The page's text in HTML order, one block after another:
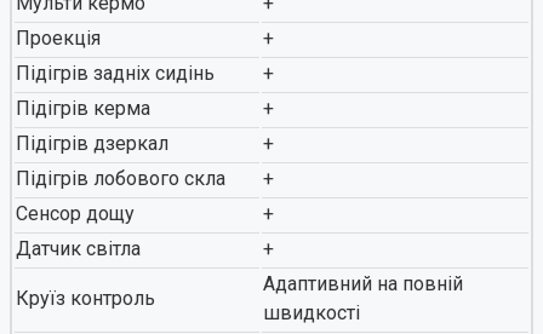
Проекція
+
Підігрів задніх сидінь
+
Підігрів керма
+
Підігрів дзеркал
+
Підігрів лобового скла
+
Сенсор дощу
+
Датчик світла
+
Круїз контроль
Адаптивний на повній
швидкості